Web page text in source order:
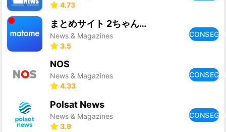
4.73
まとめサイト 2ちゃんねる・5ちゃんねるMT 2ch・5ch
News & Magazines
3.5
NOS
News & Magazines
4.33
Polsat News
News & Magazines
3.9